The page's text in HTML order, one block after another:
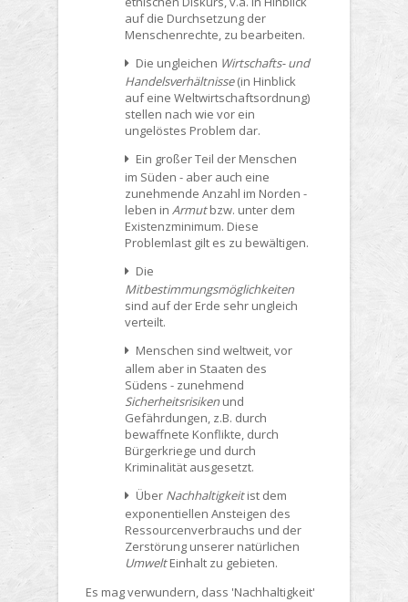
auf die Durchsetzung der
Menschenrechte, zu bearbeiten.
Die ungleichen Wirtschafts- und
Handelsverhältnisse(in Hinblick
auf eine Weltwirtschaftsordnung)
stellen nach wie vor ein
ungelöstes Problem dar.
Ein großer Teil der Menschen
im Süden - aber auch eine
zunehmende Anzahl im Norden -
leben in Armutbzw. unter dem
Existenzminimum. Diese
Problemlast gilt es zu bewältigen.
Die
Mitbestimmungsmöglichkeiten
sind auf der Erde sehr ungleich
verteilt.
Menschen sind weltweit, vor
allem aber in Staaten des
Südens - zunehmend
Sicherheitsrisiken und
Gefährdungen, z.B. durch
bewaffnete Konflikte, durch
Bürgerkriege und durch
Kriminalität ausgesetzt.
Über Nachhaltigkeitist dem
exponentiellen Ansteigen des
Ressourcenverbrauchs und der
Zerstörung unserer natürlichen
UmweltEinhalt zu gebieten.
Es mag verwundern, dass 'Nachhaltigkeit'